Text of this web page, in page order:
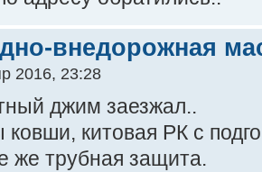
внедорожная
2016, 23:28
джим заезжал..
ковши, китовая РК с
же трубная защита.